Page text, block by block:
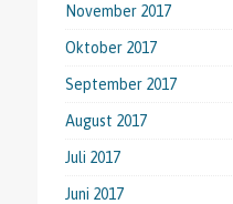
November 2017
Oktober 2017
September 2017
August 2017
Juli 2017
Juni 2017